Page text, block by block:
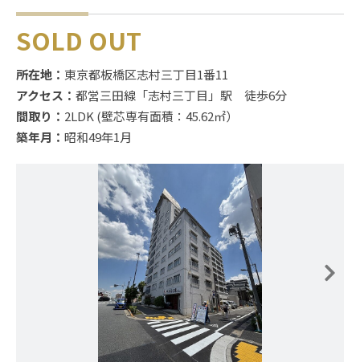
所在地： 東京都板橋区志村三丁目1番11
アクセス： 都営三田線「志村三丁目」駅 徒歩6分
間取り： 2LDK (壁芯専有面積：45.62㎡）
築年月： 昭和49年1月
SOLD OUT